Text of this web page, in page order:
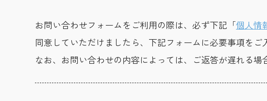
お問い合わせフォームをご利用の際は、必ず下記「個人情
同意していただけましたら、下記フォームに必要事項を
なお、お問い合わせの内容によっては、ご返答が遅れる場